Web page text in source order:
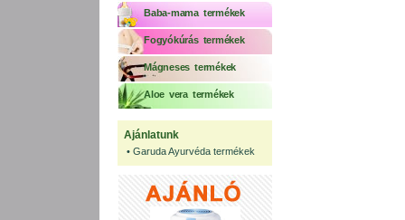
Baba-mama termékek
Fogyókúrás termékek
Mágneses termékek
Aloe vera termékek
Ajánlatunk
• Garuda Ayurvéda termékek